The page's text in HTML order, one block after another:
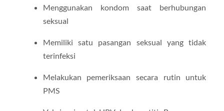
Menggunakan kondom saat berhubungan
seksual
Memiliki satu pasangan seksual yang tidak
terinfeksi
Melakukan pemeriksaan secara rutin untuk
PMS